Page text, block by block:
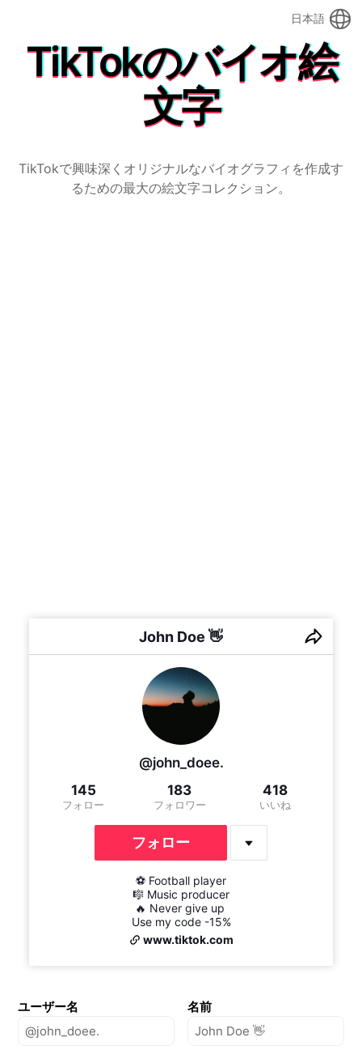
日本語
TikTokのバイオ絵
文字
TikTokで興味深くオリジナルなバイオグラフィを作成す
るための最大の絵文字コレクション。
John Doe 👋
@john_doee.
145
フォロー
183
フォロワー
418
いいね
フォロー
⚽ Football player
🎼 Music producer
🔥 Never give up
Use my code -15%
www.tiktok.com
ユーザー名 名前